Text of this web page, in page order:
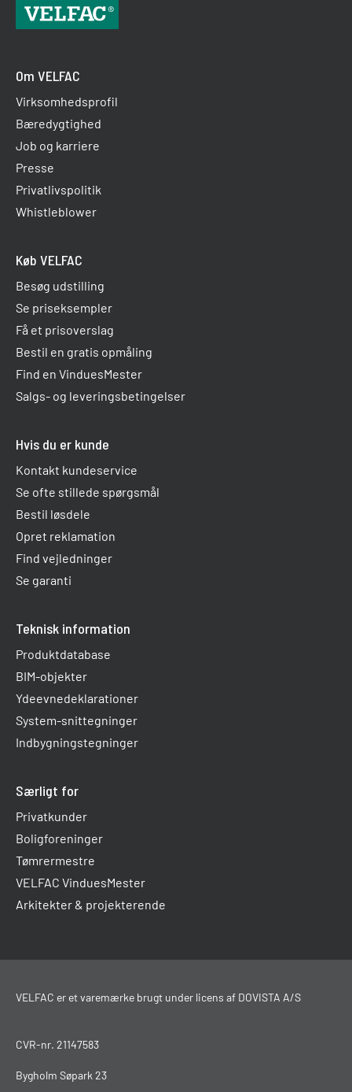
Om VELFAC
Virksomhedsprofil
Bæredygtighed
Job og karriere
Presse
Privatlivspolitik
Whistleblower
Køb VELFAC
Besøg udstilling
Se priseksempler
Få et prisoverslag
Bestil en gratis opmåling
Find en VinduesMester
Salgs- og leveringsbetingelser
Hvis du er kunde
Kontakt kundeservice
Se ofte stillede spørgsmål
Bestil løsdele
Opret reklamation
Find vejledninger
Se garanti
Teknisk information
Produktdatabase
BIM-objekter
Ydeevnedeklarationer
System-snittegninger
Indbygningstegninger
Særligt for
Privatkunder
Boligforeninger
Tømrermestre
VELFAC VinduesMester
Arkitekter & projekterende
VELFAC er et varemærke brugt under licens af DOVISTA A/S
CVR-nr. 21147583
Bygholm Søpark 23